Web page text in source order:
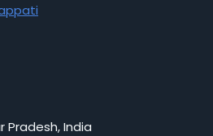
Pradesh, India